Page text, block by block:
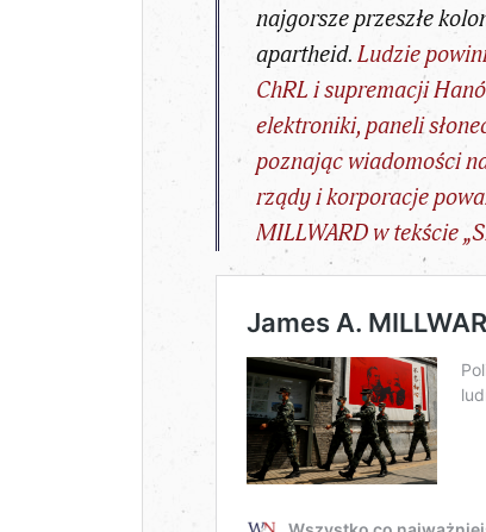
najgorsze przeszłe
apartheid.Ludzie
ChRL i supremacji
elektroniki, paneli
poznając wiadomości
rządy i korporacje
MILLWARD w tekście „